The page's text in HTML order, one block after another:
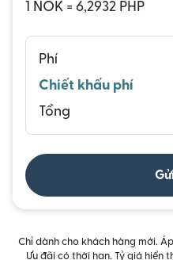
1 NOK = 6,2932 PHP
Phí
Chiết khấu phí
Tổng
Chỉ dành cho khách hàng mới.
Ưu đãi có thời hạn. Tỷ giá hiển